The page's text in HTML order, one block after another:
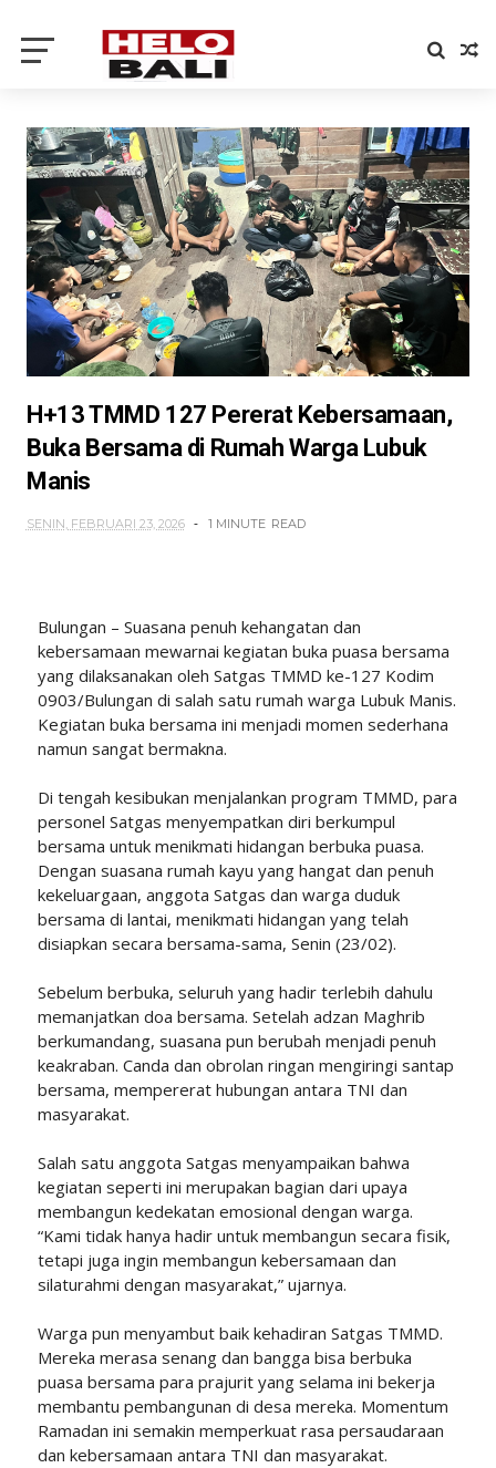
H+13 TMMD 127 Pererat Kebersamaan,
Buka Bersama di Rumah Warga Lubuk
Manis
SENIN, FEBRUARI 23, 2026 1 MINUTE READ
Bulungan – Suasana penuh kehangatan dan
kebersamaan mewarnai kegiatan buka puasa bersama
yang dilaksanakan oleh Satgas TMMD ke-127 Kodim
0903/Bulungan di salah satu rumah warga Lubuk Manis.
Kegiatan buka bersama ini menjadi momen sederhana
namun sangat bermakna.
Di tengah kesibukan menjalankan program TMMD, para
personel Satgas menyempatkan diri berkumpul
bersama untuk menikmati hidangan berbuka puasa.
Dengan suasana rumah kayu yang hangat dan penuh
kekeluargaan, anggota Satgas dan warga duduk
bersama di lantai, menikmati hidangan yang telah
disiapkan secara bersama-sama, Senin (23/02).
Sebelum berbuka, seluruh yang hadir terlebih dahulu
memanjatkan doa bersama. Setelah adzan Maghrib
berkumandang, suasana pun berubah menjadi penuh
keakraban. Canda dan obrolan ringan mengiringi santap
bersama, mempererat hubungan antara TNI dan
masyarakat.
Salah satu anggota Satgas menyampaikan bahwa
kegiatan seperti ini merupakan bagian dari upaya
membangun kedekatan emosional dengan warga.
“Kami tidak hanya hadir untuk membangun secara fisik,
tetapi juga ingin membangun kebersamaan dan
silaturahmi dengan masyarakat,” ujarnya.
Warga pun menyambut baik kehadiran Satgas TMMD.
Mereka merasa senang dan bangga bisa berbuka
puasa bersama para prajurit yang selama ini bekerja
membantu pembangunan di desa mereka. Momentum
Ramadan ini semakin memperkuat rasa persaudaraan
dan kebersamaan antara TNI dan masyarakat.